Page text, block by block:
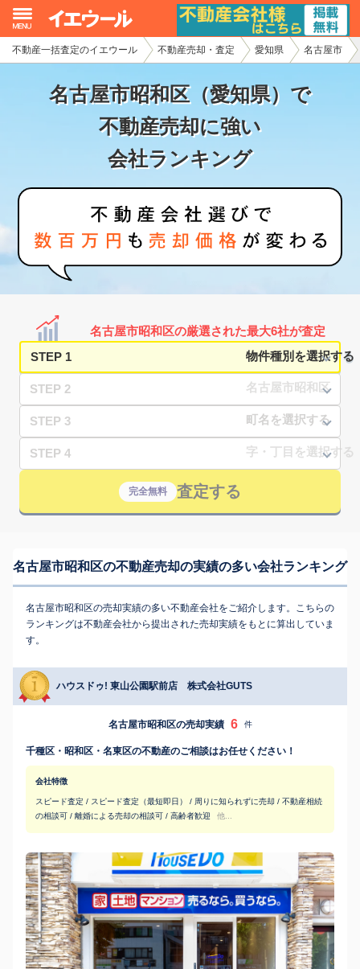
不動産一括査定のイエウール 不動産売却・査定 愛知県 名古屋市
名古屋市昭和区（愛知県）で
不動産売却に強い
会社ランキング
名古屋市昭和区の厳選された最大6社が査定
STEP 1
STEP 2
STEP 3
STEP 4
完全無料 査定する
名古屋市昭和区の不動産売却の実績の多い会社ランキング
名古屋市昭和区の売却実績の多い不動産会社をご紹介します。こちらの
ランキングは不動産会社から提出された売却実績をもとに算出していま
す。
ハウスドゥ! 東山公園駅前店 株式会社GUTS
名古屋市昭和区の売却実績 6 件
千種区・昭和区・名東区の不動産のご相談はお任せください！
会社特徴
スピード査定 / スピード査定（最短即日） / 周りに知られずに売却 / 不動産相続
の相談可 / 離婚による売却の相談可 / 高齢者歓迎
他...
イエウール加盟希望の不動産会社様
初めての方へ
不動産売却の流れ
家査定シミュレーター
お問い合わせ